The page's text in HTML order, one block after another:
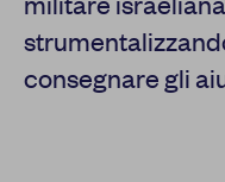
consegnare gli